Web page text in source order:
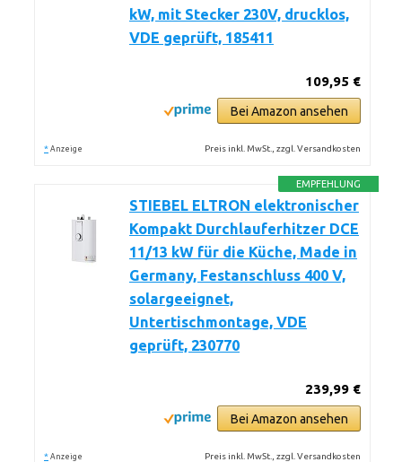
kW, mit Stecker 230V, drucklos,
VDE geprüft, 185411
109,95 €
Bei Amazon ansehen
* Anzeige Preis inkl. MwSt., zzgl. Versandkosten
EMPFEHLUNG
STIEBEL ELTRON elektronischer
Kompakt Durchlauferhitzer DCE
11/13 kW für die Küche, Made in
Germany, Festanschluss 400 V,
solargeeignet,
Untertischmontage, VDE
geprüft, 230770
239,99 €
Bei Amazon ansehen
* Anzeige Preis inkl. MwSt., zzgl. Versandkosten